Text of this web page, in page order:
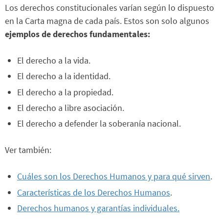
Los derechos constitucionales varían según lo dispuesto
en la Carta magna de cada país. Estos son solo algunos
ejemplos de derechos fundamentales:
El derecho a la vida.
El derecho a la identidad.
El derecho a la propiedad.
El derecho a libre asociación.
El derecho a defender la soberanía nacional.
Ver también:
Cuáles son los Derechos Humanos y para qué sirven.
Características de los Derechos Humanos.
Derechos humanos y garantías individuales.